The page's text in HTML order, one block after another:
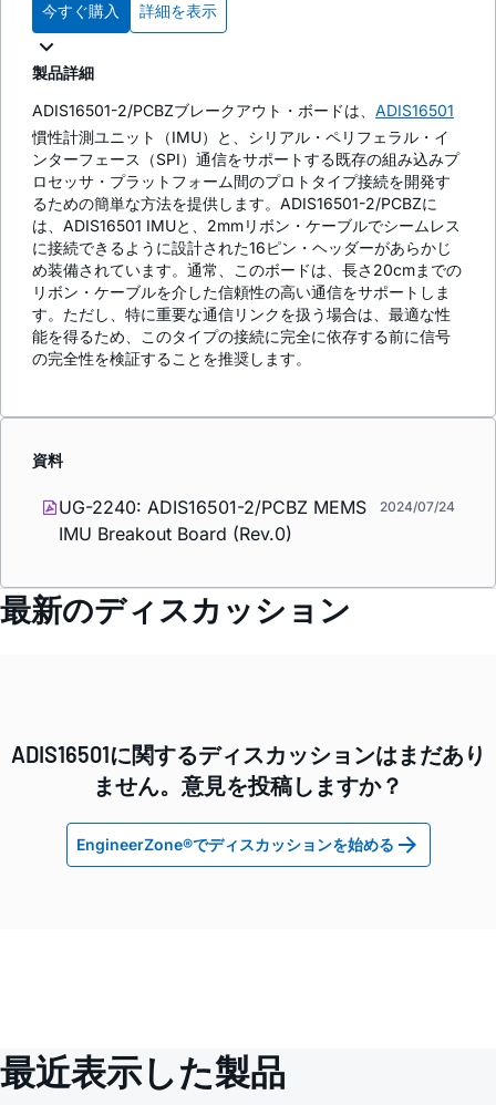
今すぐ購入 詳細を表示
製品詳細
ADIS16501-2/PCBZブレークアウト・ボードは、 ADIS16501
慣性計測ユニット（IMU）と、シリアル・ペリフェラル・イ
ンターフェース（SPI）通信をサポートする既存の組み込みプ
ロセッサ・プラットフォーム間のプロトタイプ接続を開発す
るための簡単な方法を提供します。ADIS16501-2/PCBZに
は、ADIS16501 IMUと、2mmリボン・ケーブルでシームレス
に接続できるように設計された16ピン・ヘッダーがあらかじ
め装備されています。通常、このボードは、長さ20cmまでの
リボン・ケーブルを介した信頼性の高い通信をサポートしま
す。ただし、特に重要な通信リンクを扱う場合は、最適な性
能を得るため、このタイプの接続に完全に依存する前に信号
の完全性を検証することを推奨します。
資料
UG-2240: ADIS16501-2/PCBZ MEMS
IMU Breakout Board (Rev.0)
2024/07/24
最新のディスカッション
ADIS16501に関するディスカッションはまだあり
ません。意見を投稿しますか？
EngineerZone®でディスカッションを始める
最近表示した製品